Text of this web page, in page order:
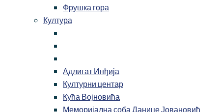
Фрушка гора
Култура
Адлигат Инђија
Културни центар
Кућа Војновића
Меморијална соба Данице Јовановић